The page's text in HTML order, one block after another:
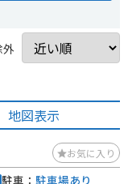
地図表示
お気に入り
駐車： 駐車場あり